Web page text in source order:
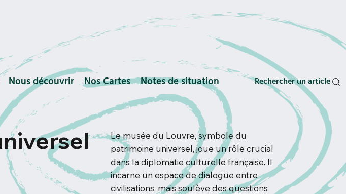
Nous découvrir Nos Cartes Notes de situation Rechercher un article
Le musée du Louvre, symbole du
patrimoine universel, joue un rôle crucial
dans la diplomatie culturelle française. Il
incarne un espace de dialogue entre
civilisations, mais soulève des questions